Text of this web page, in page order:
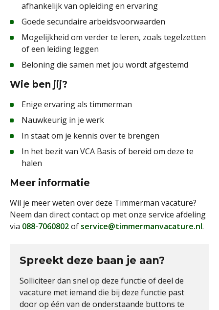
afhankelijk van opleiding en ervaring
Goede secundaire arbeidsvoorwaarden
Mogelijkheid om verder te leren, zoals tegelzetten
of een leiding leggen
Beloning die samen met jou wordt afgestemd
Wie ben jij?
Enige ervaring als timmerman
Nauwkeurig in je werk
In staat om je kennis over te brengen
In het bezit van VCA Basis of bereid om deze te
halen
Meer informatie
Wil je meer weten over deze Timmerman vacature?
Neem dan direct contact op met onze service afdeling
via 088-7060802of service@timmermanvacature.nl.
Spreekt deze baan je aan?
Solliciteer dan snel op deze functie of deel de
vacature met iemand die bij deze functie past
door op één van de onderstaande buttons te